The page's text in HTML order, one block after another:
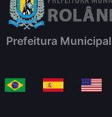
Prefeitura